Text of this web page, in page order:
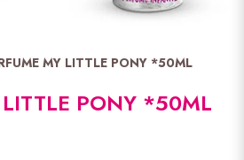
MY LITTLE PONY *50ML
LITTLE PONY *50ML